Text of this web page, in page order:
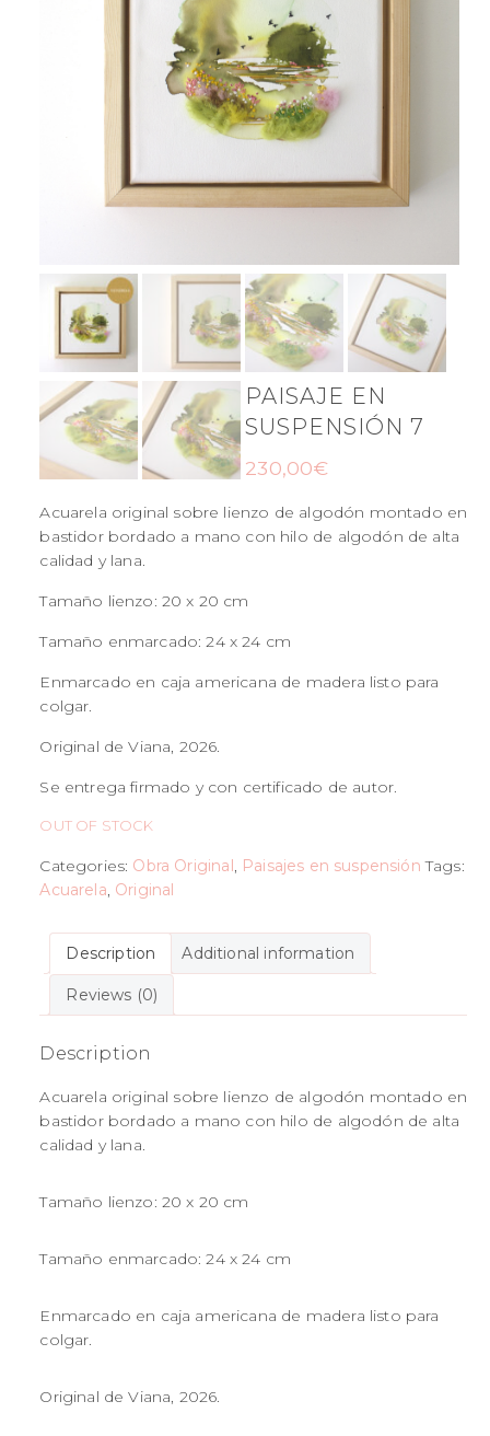
PAISAJE EN
SUSPENSIÓN 7
230,00€
Acuarela original sobre lienzo de algodón montado en
bastidor bordado a mano con hilo de algodón de alta
calidad y lana.
Tamaño lienzo: 20 x 20 cm
Tamaño enmarcado: 24 x 24 cm
Enmarcado en caja americana de madera listo para
colgar.
Original de Viana, 2026.
Se entrega firmado y con certificado de autor.
OUT OF STOCK
Categories: Obra Original Paisajes en suspensión Tags:
Acuarela Original
Description Additional information
Reviews (0)
Description
Acuarela original sobre lienzo de algodón montado en
bastidor bordado a mano con hilo de algodón de alta
calidad y lana.
Tamaño lienzo: 20 x 20 cm
Tamaño enmarcado: 24 x 24 cm
Enmarcado en caja americana de madera listo para
colgar.
Original de Viana, 2026.